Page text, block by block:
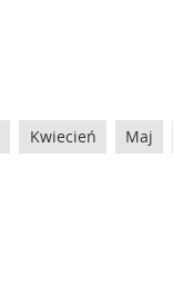
Kwiecień Maj